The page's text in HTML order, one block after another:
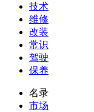
技术
维修
改装
常识
驾驶
保养
名录
市场